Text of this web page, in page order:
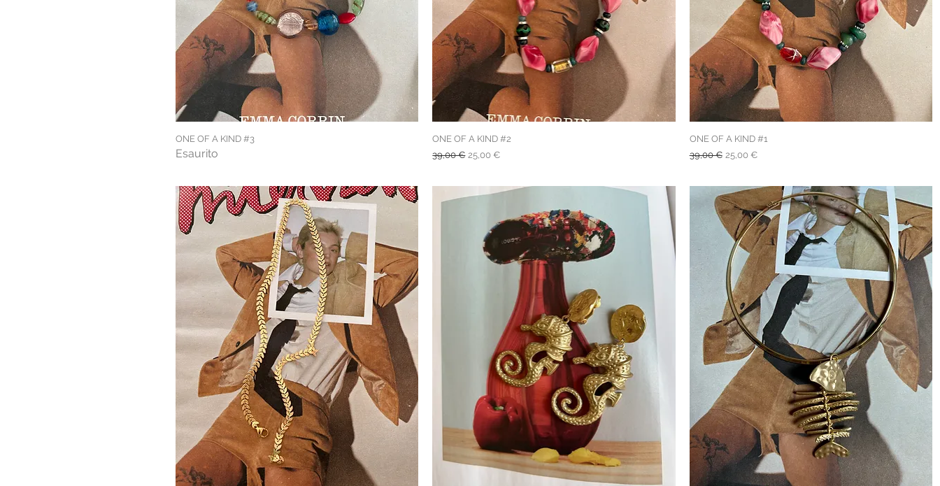
ONE OF A KIND #3
Esaurito
ONE OF A KIND #2
Prezzo regolare
39,00 € Prezzo scontato
25,00 €
ONE OF A KIND #1
Prezzo regolare
39,00 € Prezzo scontato
25,00 €